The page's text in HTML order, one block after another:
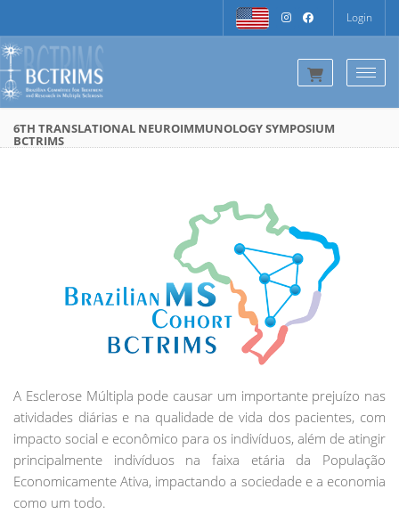
Login
6TH TRANSLATIONAL NEUROIMMUNOLOGY SYMPOSIUM
BCTRIMS
A Esclerose Múltipla pode causar um importante prejuízo nas
atividades diárias e na qualidade de vida dos pacientes, com
impacto social e econômico para os indivíduos, além de atingir
principalmente indivíduos na faixa etária da População
Economicamente Ativa, impactando a sociedade e a economia
como um todo.